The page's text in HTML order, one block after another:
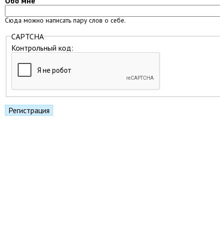
Сюда можно написать пару слов о себе.
CAPTCHA
Контрольный код: